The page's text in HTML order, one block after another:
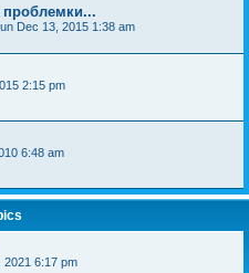
Dec 13, 2015 1:38 am
2:15 pm
6:48 am
2021 6:17 pm